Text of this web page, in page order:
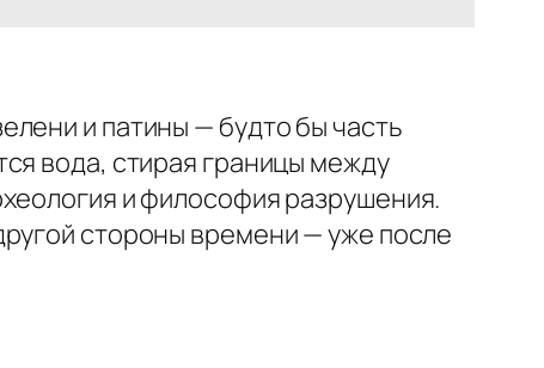
и патины — будто бы часть
вода, стирая границы между
и философия разрушения.
стороны времени — уже после